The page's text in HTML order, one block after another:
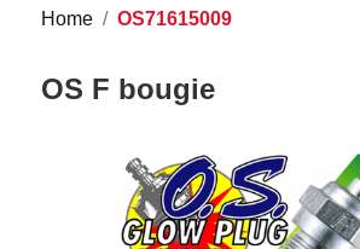
Home OS71615009
OS F bougie